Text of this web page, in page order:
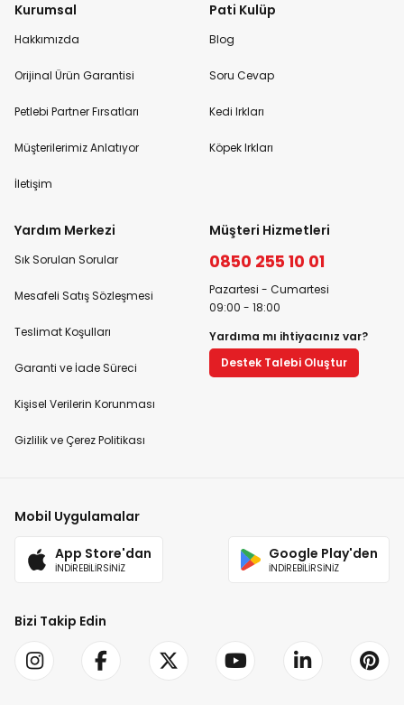
Kurumsal
Hakkımızda
Orijinal Ürün Garantisi
Petlebi Partner Fırsatları
Müşterilerimiz Anlatıyor
İletişim
Pati Kulüp
Blog
Soru Cevap
Kedi Irkları
Köpek Irkları
Yardım Merkezi
Sık Sorulan Sorular
Mesafeli Satış Sözleşmesi
Teslimat Koşulları
Garanti ve İade Süreci
Kişisel Verilerin Korunması
Gizlilik ve Çerez Politikası
Müşteri Hizmetleri
0850 255 10 01
Pazartesi - Cumartesi
09:00 - 18:00
Yardıma mı ihtiyacınız var?
Destek Talebi Oluştur
Mobil Uygulamalar
App Store'dan
İNDİREBİLİRSİNİZ
Google Play'den
İNDİREBİLİRSİNİZ
Bizi Takip Edin